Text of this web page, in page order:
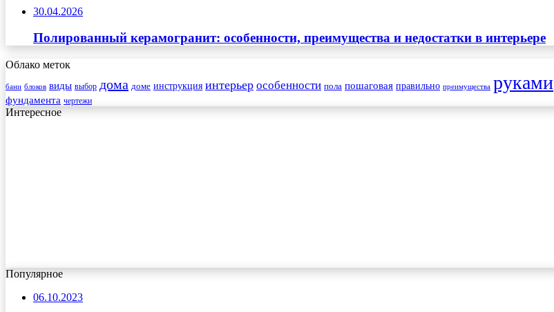
30.04.2026
Полированный керамогранит: особенности, преимущества и недостатки в интерьере
Облако меток
бани блоков виды выбор дома доме инструкция интерьер особенности пола пошаговая правильно преимущества руками
фундамента чертежи
Интересное
Популярное
06.10.2023